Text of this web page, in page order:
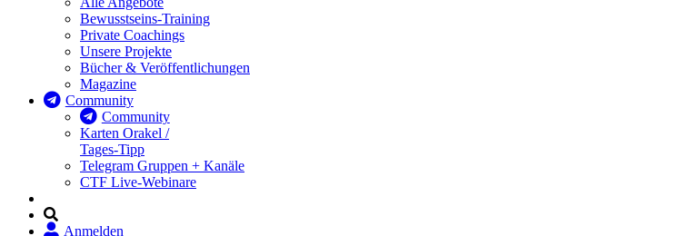
Bewusstseins-Training
Private Coachings
Unsere Projekte
Bücher & Veröffentlichungen
Magazine
Community
Community
Karten Orakel /
Tages-Tipp
Telegram Gruppen + Kanäle
CTF Live-Webinare
Anmelden